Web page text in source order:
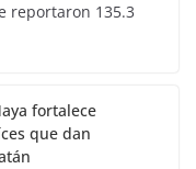
reportaron 135.3
fortalece
que dan